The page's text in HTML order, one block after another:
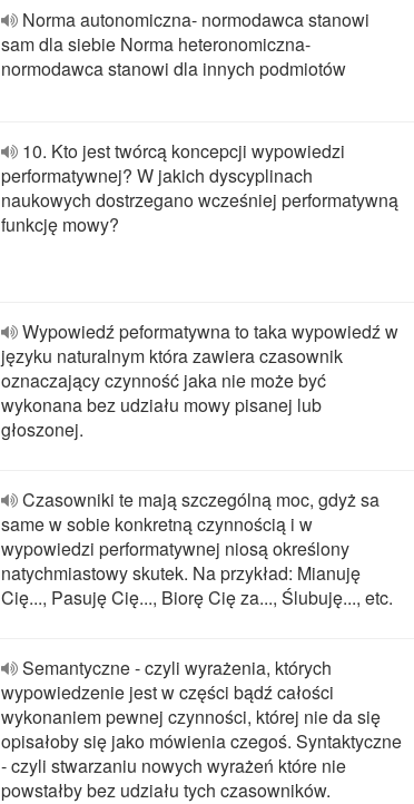
Norma autonomiczna- normodawca stanowi
sam dla siebie Norma heteronomiczna-
normodawca stanowi dla innych podmiotów
10. Kto jest twórcą koncepcji wypowiedzi
performatywnej? W jakich dyscyplinach
naukowych dostrzegano wcześniej performatywną
funkcję mowy?
Wypowiedź peformatywna to taka wypowiedź w
języku naturalnym która zawiera czasownik
oznaczający czynność jaka nie może być
wykonana bez udziału mowy pisanej lub
głoszonej.
Czasowniki te mają szczególną moc, gdyż sa
same w sobie konkretną czynnością i w
wypowiedzi performatywnej niosą określony
natychmiastowy skutek. Na przykład: Mianuję
Cię..., Pasuję Cię..., Biorę Cię za..., Ślubuję..., etc.
Semantyczne - czyli wyrażenia, których
wypowiedzenie jest w części bądź całości
wykonaniem pewnej czynności, której nie da się
opisałoby się jako mówienia czegoś. Syntaktyczne
- czyli stwarzaniu nowych wyrażeń które nie
powstałby bez udziału tych czasowników.